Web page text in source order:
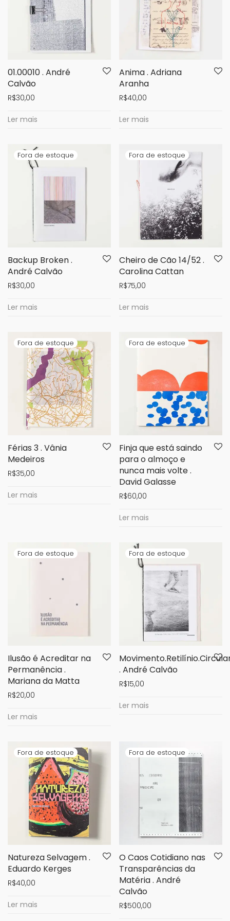
01.00010 . André
Calvão
R$30,00
Ler mais
Anima . Adriana
Aranha
R$40,00
Ler mais
Backup Broken .
André Calvão
R$30,00
Ler mais
Cheiro de Cão 14/52 .
Carolina Cattan
R$75,00
Ler mais
Férias 3 . Vânia
Medeiros
R$35,00
Ler mais
Finja que está saindo
para o almoço e
nunca mais volte .
David Galasse
R$60,00
Ler mais
Ilusão é Acreditar na
Permanência .
Mariana da Matta
R$20,00
Ler mais
. André Calvão
R$15,00
Ler mais
Natureza Selvagem .
Eduardo Kerges
R$40,00
Ler mais
O Caos Cotidiano nas
Transparências da
Matéria . André
Calvão
R$500,00